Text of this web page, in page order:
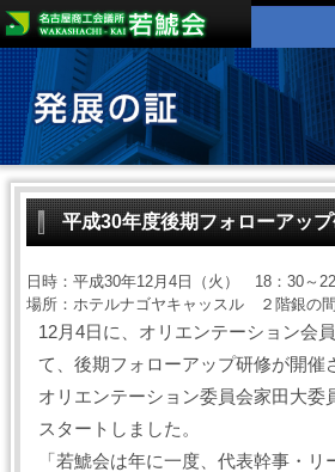
平成30年度後期フォローアッ
日時：平成30年12月4日（火） 18：30～
場所：ホテルナゴヤキャッスル ２階銀の
12月4日に、オリエンテーション会
て、後期フォローアップ研修が開催
オリエンテーション委員会家田大委
スタートしました。
「若鯱会は年に一度、代表幹事・